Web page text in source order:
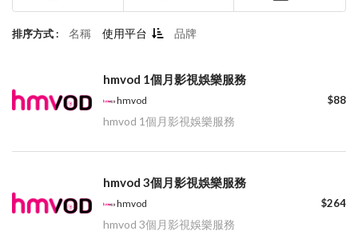
排序方式 : 名稱 使用平台 品牌
hmvod 1個月影視娛樂服務
$88
hmvod
hmvod 1個月影視娛樂服務
hmvod 3個月影視娛樂服務
$264
hmvod
hmvod 3個月影視娛樂服務